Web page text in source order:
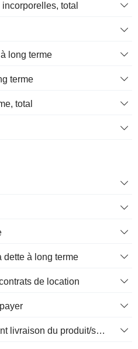
total
long terme
terme
total
dette à long terme
de location
Revenus collectés avant livraison du produit/service